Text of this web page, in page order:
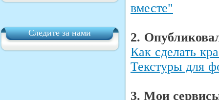
Следите за нами
вместе"
2.
Как сделать
Текстуры для
3. Мои